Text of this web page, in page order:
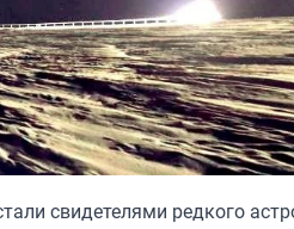
свидетелями редкого